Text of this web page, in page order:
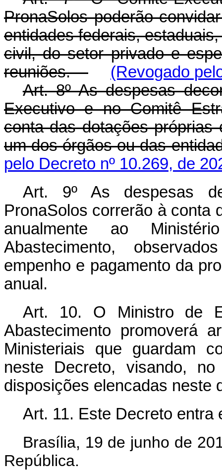
PronaSolos poderão
entidades federais,
civil, do setor privado e
reuniões.
(Revogado
Art. 8º As despesas
Executivo e no Comitê
conta das dotações próprias
um dos órgãos ou das
pelo Decreto nº 10.269, de
Art. 9º As despesas
PronaSolos correrão à conta
anualmente ao
Abastecimento,
empenho e pagamento da
anual.
Art. 10. O Ministro de
Abastecimento promoverá
Ministeriais que guardam
neste Decreto, visando,
disposições elencadas neste
Art. 11. Este Decreto entra
Brasília, 19 de junho de
República.